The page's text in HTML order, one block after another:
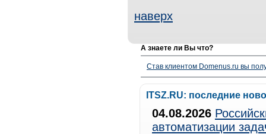
наверх
А знаете ли Вы что?
Став клиентом Domenus.ru вы
ITSZ.RU: последние
04.08.2026
автоматизации